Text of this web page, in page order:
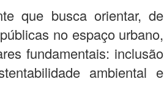
que busca orientar, de
no espaço urbano,
fundamentais: inclusão
ambiental e